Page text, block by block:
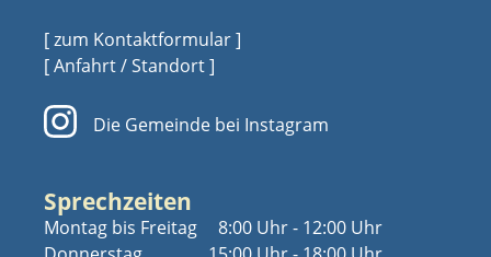
[ zum Kontaktformular ]
[ Anfahrt / Standort ]
Die Gemeinde bei Instagram
Sprechzeiten
Montag bis Freitag
8:00 Uhr - 12:00 Uhr